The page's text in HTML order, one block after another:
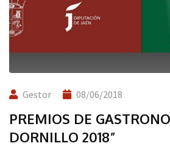
Gestor 08/06/2018
PREMIOS DE
DORNILLO 2018”